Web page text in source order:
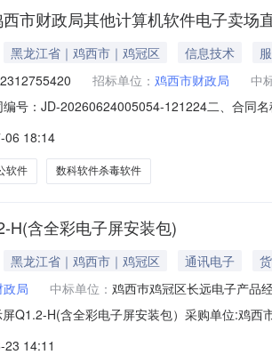
市财政局其他计算机软件电子卖场
黑龙江省｜鸡西市｜鸡冠区 信息技术
招标单位： 鸡西市财政局
中
号：JD-20260624005054-121224二、合同
址：天元电子城C区19-2柜台联系方式：
06 18:14
软件 数科软件杀毒软件
H(含全彩电子屏安装包)
黑龙江省｜鸡西市｜鸡冠区 通讯电子
局 中标单位： 鸡西巿鸡冠区长远电子产品
屏Q1.2-H(含全彩电子屏安装包）采购单位:鸡
14:11